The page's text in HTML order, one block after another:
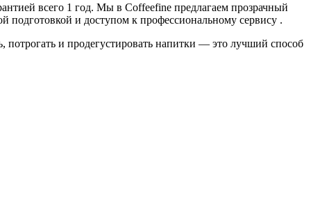
всего 1 год. Мы в Coffeefine предлагаем прозрачный
подготовкой и доступом к профессиональному сервису .
потрогать и продегустировать напитки — это лучший способ